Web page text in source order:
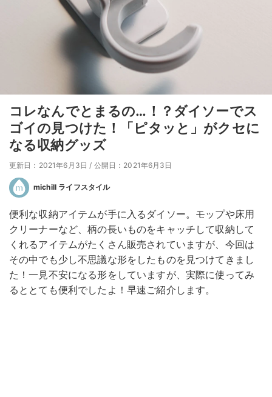
コレなんでとまるの…！？ダイソーでス
ゴイの見つけた！「ピタッと」がクセに
なる収納グッズ
更新日：2021年6月3日 / 公開日：2021年6月3日
michill ライフスタイル
便利な収納アイテムが手に入るダイソー。モップや床用
クリーナーなど、柄の長いものをキャッチして収納して
くれるアイテムがたくさん販売されていますが、今回は
その中でも少し不思議な形をしたものを見つけてきまし
た！一見不安になる形をしていますが、実際に使ってみ
るととても便利でしたよ！早速ご紹介します。